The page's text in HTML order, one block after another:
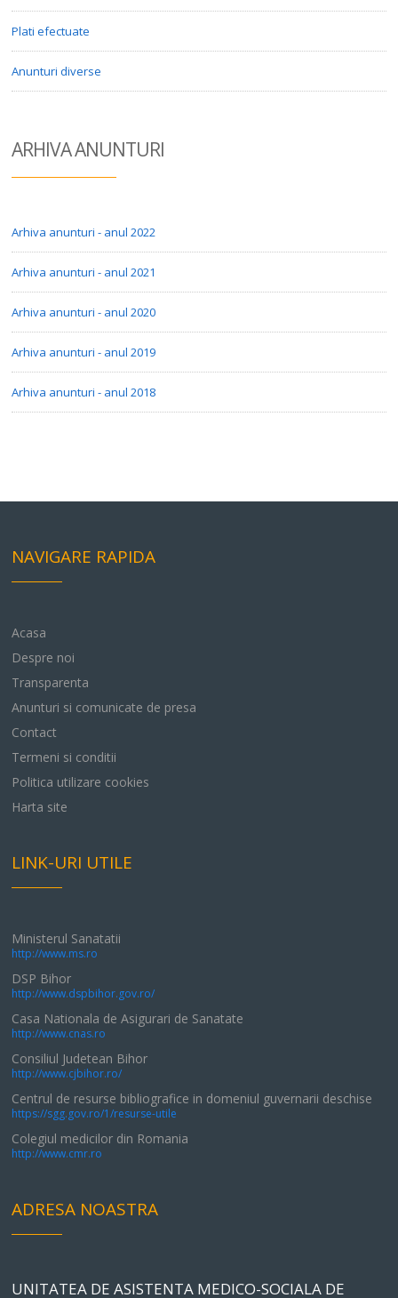
Plati efectuate
Anunturi diverse
ARHIVA ANUNTURI
Arhiva anunturi - anul 2022
Arhiva anunturi - anul 2021
Arhiva anunturi - anul 2020
Arhiva anunturi - anul 2019
Arhiva anunturi - anul 2018
NAVIGARE RAPIDA
Acasa
Despre noi
Transparenta
Anunturi si comunicate de presa
Contact
Termeni si conditii
Politica utilizare cookies
Harta site
LINK-URI UTILE
Ministerul Sanatatii
http://www.ms.ro
DSP Bihor
http://www.dspbihor.gov.ro/
Casa Nationala de Asigurari de Sanatate
http://www.cnas.ro
Consiliul Judetean Bihor
http://www.cjbihor.ro/
Centrul de resurse bibliografice in domeniul guvernarii deschise
https://sgg.gov.ro/1/resurse-utile
Colegiul medicilor din Romania
http://www.cmr.ro
ADRESA NOASTRA
UNITATEA DE ASISTENTA MEDICO-SOCIALA DE